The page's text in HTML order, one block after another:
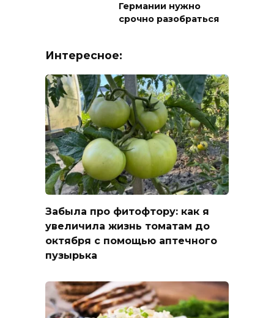
Германии нужно
срочно разобраться
Интересное:
Забыла про фитофтору: как я
увеличила жизнь томатам до
октября с помощью аптечного
пузырька